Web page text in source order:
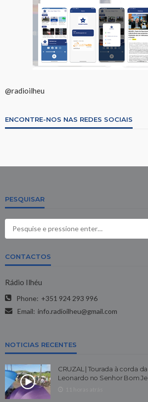
@radioilheu
ENCONTRE-NOS NAS REDES SOCIAIS
PESQUISAR
CONTACTOS
Rádio Ilhéu
Phone: +351 924 293 996
Email: info.radioilheu@gmail.com
NOTICIAS RECENTES
CRUZAL | Tourada à corda
Leonardo no Senhor Bom